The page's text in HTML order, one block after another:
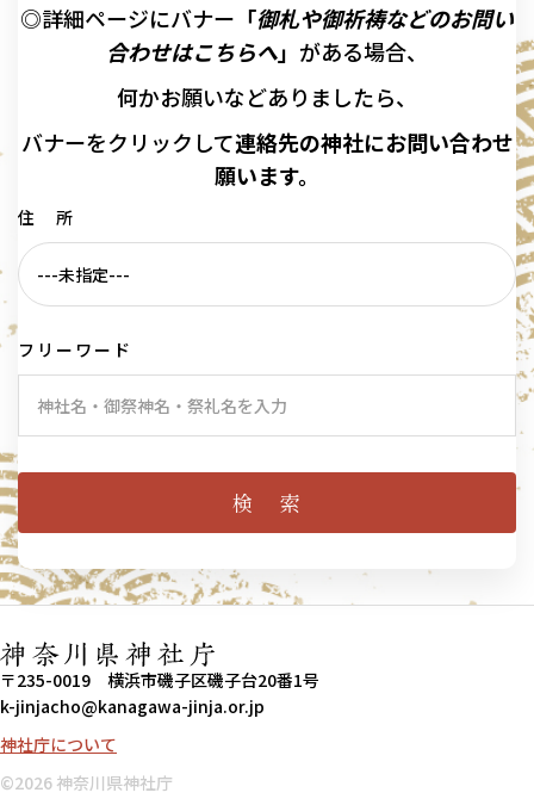
◎詳細ページにバナー 「御札や御祈祷などのお問い
合わせはこちらへ」 がある場合、
何かお願いなどありましたら、
バナーをクリックして連絡先の神社にお問い合わせ
願います。
住 所
フリーワード
〒235-0019 横浜市磯子区磯子台20番1号
k-jinjacho@kanagawa-jinja.or.jp
神社庁について
©︎2026 神奈川県神社庁